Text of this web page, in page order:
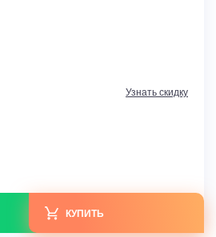
Узнать скидку
КУПИТЬ